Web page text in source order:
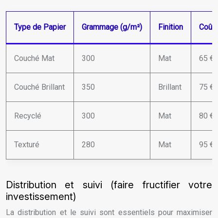
Type de Papier Grammage (g/m²) Finition Coût
Couché Mat 300 Mat 65 €
Couché Brillant 350 Brillant 75 €
Recyclé 300 Mat 80 €
Texturé 280 Mat 95 €
Distribution et suivi (faire fructifier votre
investissement)
La distribution et le suivi sont essentiels pour maximiser